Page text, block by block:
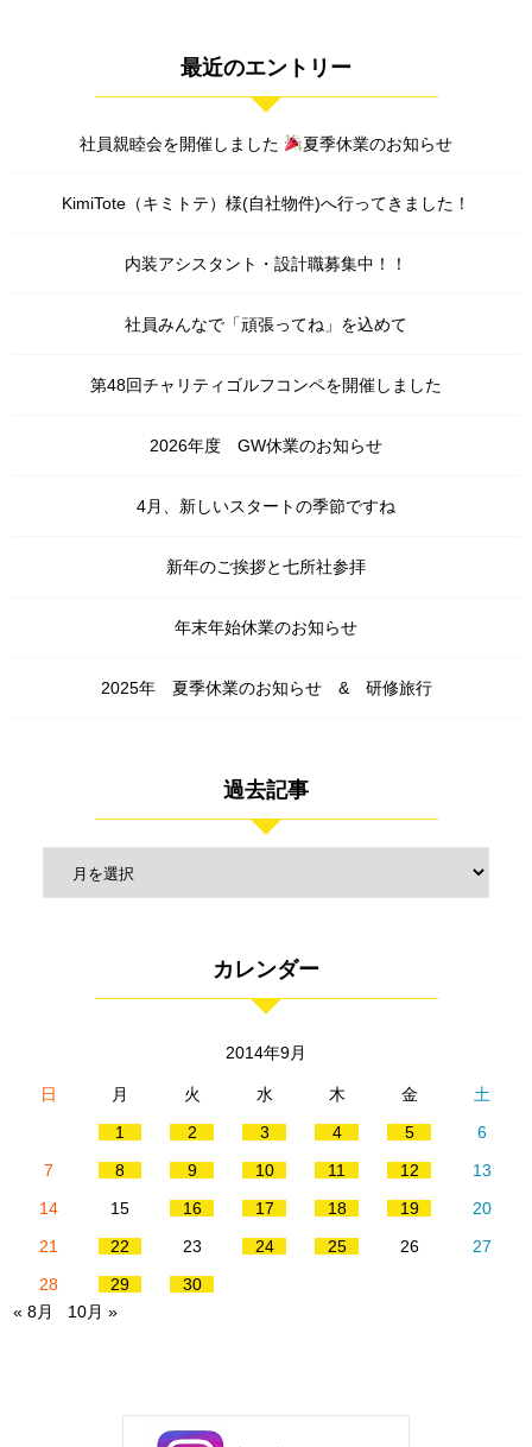
最近のエントリー
社員親睦会を開催しました 夏季休業のお知らせ
KimiTote（キミトテ）様(自社物件)へ行ってきました！
内装アシスタント・設計職募集中！！
社員みんなで「頑張ってね」を込めて
第48回チャリティゴルフコンペを開催しました
2026年度 GW休業のお知らせ
4月、新しいスタートの季節ですね
新年のご挨拶と七所社参拝
年末年始休業のお知らせ
2025年 夏季休業のお知らせ & 研修旅行
過去記事
カレンダー
2014年9月
日 月 火 水 木 金
土
1
2 3 4 5
6
7
8 9 10 11 12
13
14
15 16 17 18 19
20
21
22 23 24 25 26
27
28
29
30
« 8月
10月 »